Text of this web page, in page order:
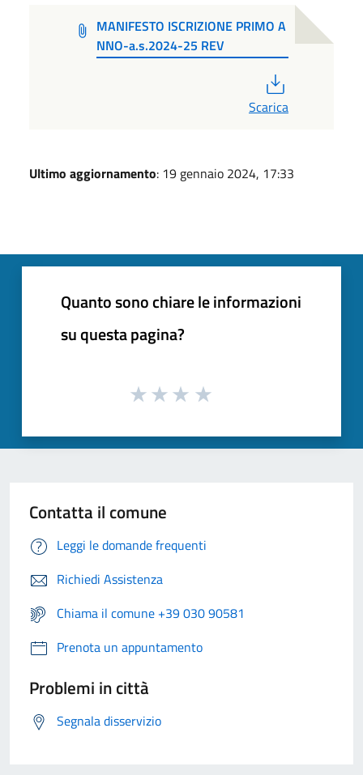
MANIFESTO ISCRIZIONE PRIMO A
NNO-a.s.2024-25 REV
Scarica
Ultimo aggiornamento: 19 gennaio 2024, 17:33
Quanto sono chiare le informazioni
su questa pagina?
Contatta il comune
Leggi le domande frequenti
Richiedi Assistenza
Chiama il comune +39 030 90581
Prenota un appuntamento
Problemi in città
Segnala disservizio